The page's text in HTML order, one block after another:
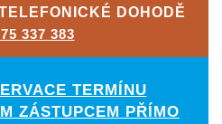
DOHODĚ
337 383
TERMÍNU
ZÁSTUPCEM PŘÍMO